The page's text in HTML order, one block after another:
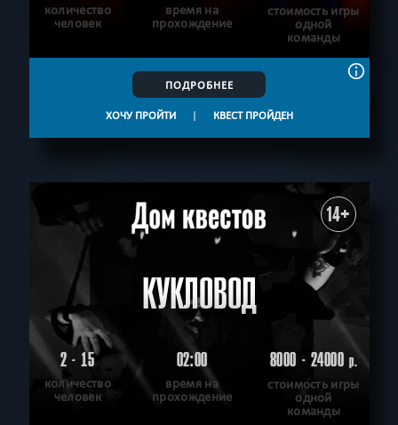
количество
человек
время на
прохождение
стоимость игры
одной
команды
ПОДРОБНЕЕ
ХОЧУ ПРОЙТИ | КВЕСТ ПРОЙДЕН
14+
КУКЛОВОД
2 - 15
количество
человек
02:00
время на
прохождение
8000 - 24000р.
стоимость игры
одной
команды